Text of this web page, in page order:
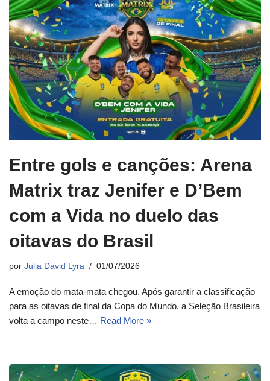
Entre gols e canções: Arena
Matrix traz Jenifer e D’Bem
com a Vida no duelo das
oitavas do Brasil
por Julia David Lyra 01/07/2026
A emoção do mata-mata chegou. Após garantir a classificação
para as oitavas de final da Copa do Mundo, a Seleção Brasileira
volta a campo neste… Read More »